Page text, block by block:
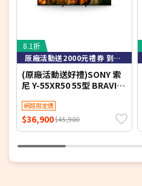
8.1折
原廠活動送2000元禮券 到8/9止
(原廠活動送好禮)SONY 索
尼 Y-55XR50 55型 BRAVIA
器
網路限定價
$36,900$45,900